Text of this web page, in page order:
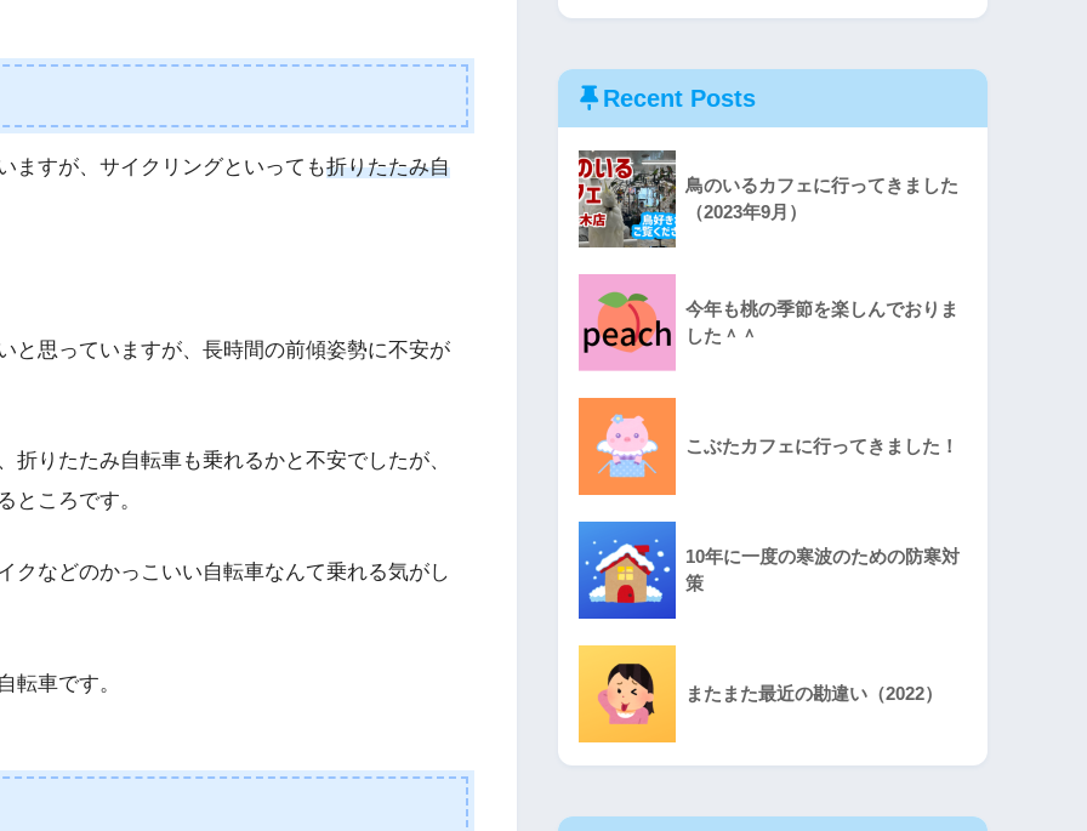
ますが、サイクリングといっても折りたたみ自
と思っていますが、長時間の前傾姿勢に不安が
りたたみ自転車も乗れるかと不安でしたが、
ところです。
クなどのかっこいい自転車なんて乗れる気がし
転車です。
Recent Posts
鳥のいるカフェに行ってきました
（2023年9月）
今年も桃の季節を楽しんでおりま
した＾＾
こぶたカフェに行ってきました！
10年に一度の寒波のための防寒対
策
またまた最近の勘違い（2022）